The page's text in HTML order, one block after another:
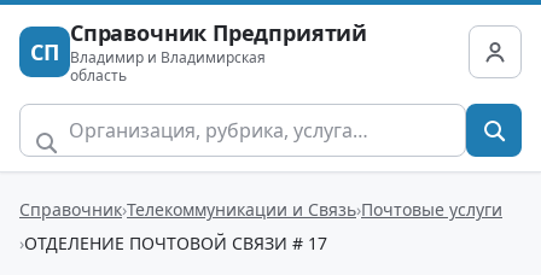
СП
Справочник Предприятий
Владимир и Владимирская
область
Справочник Телекоммуникации и Связь Почтовые услуги
ОТДЕЛЕНИЕ ПОЧТОВОЙ СВЯЗИ # 17